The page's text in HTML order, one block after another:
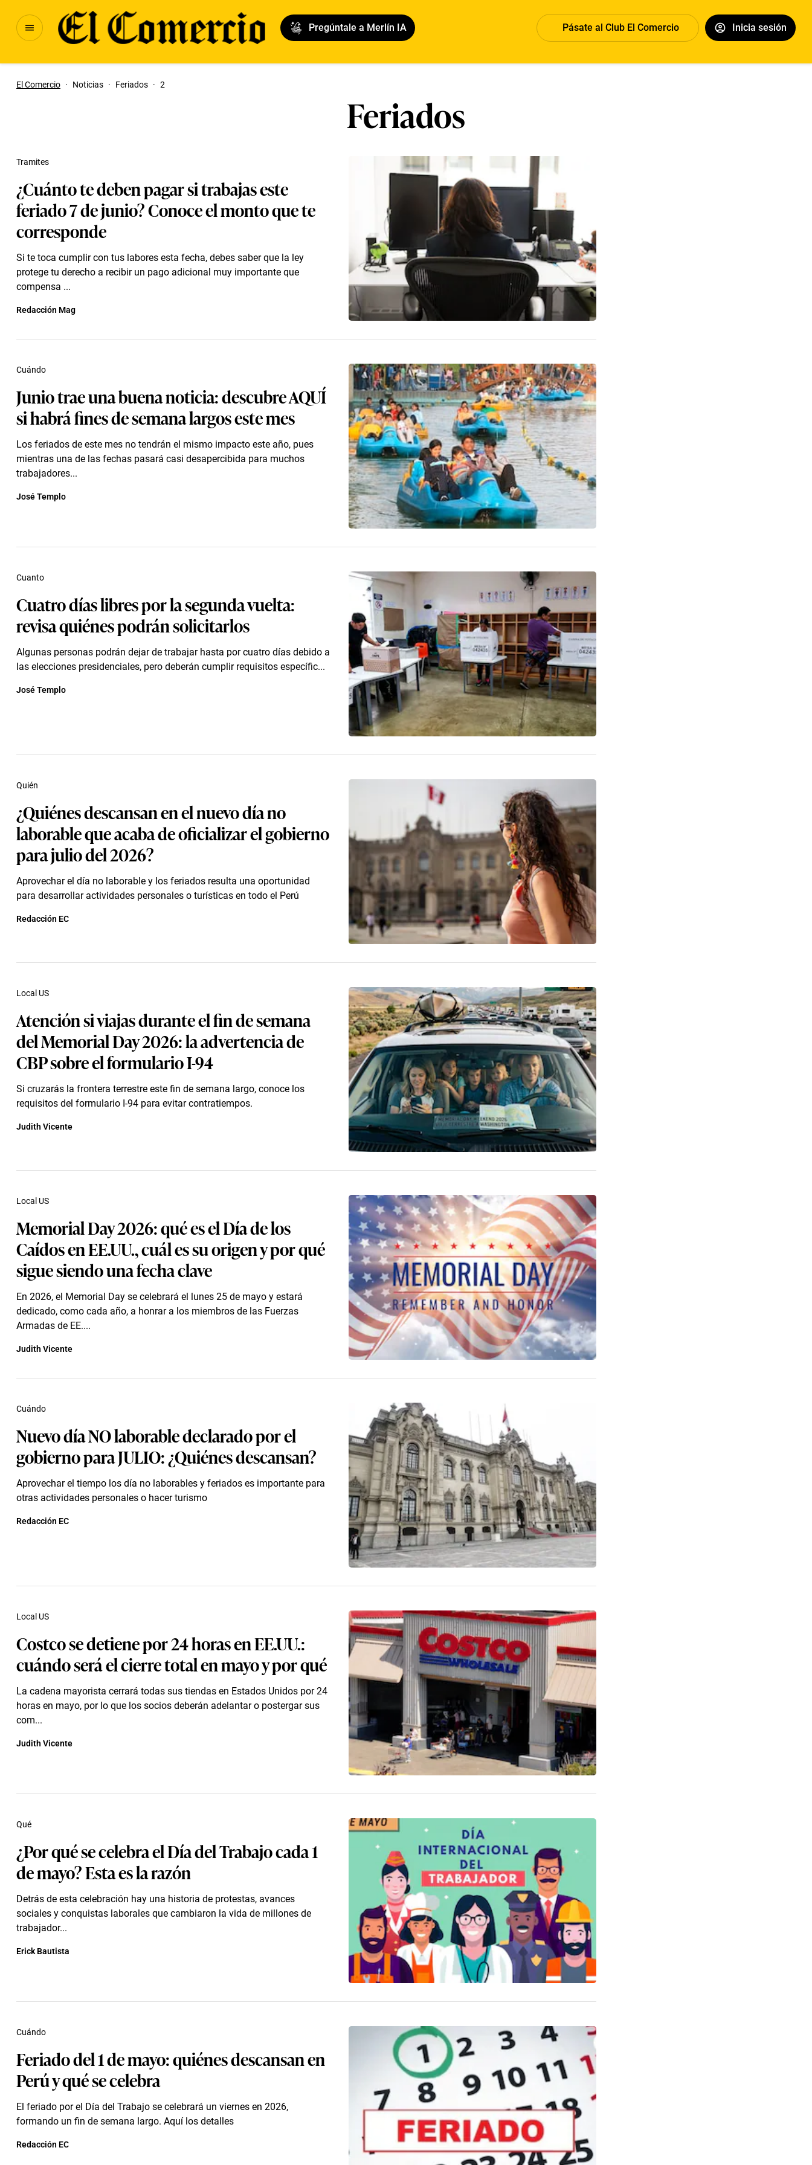
Pregúntale a Merlín IA Pásate al Club El Comercio Inicia sesión
El Comercio · Noticias · Feriados · 2
Feriados
¿Cuánto te deben pagar si trabajas este
feriado 7 de junio? Conoce el monto que te
corresponde
Si te toca cumplir con tus labores esta fecha, debes saber que la ley
protege tu derecho a recibir un pago adicional muy importante que
compensa ...
Tramites
Redacción Mag
Junio trae una buena noticia: descubre AQUÍ
si habrá fines de semana largos este mes
Los feriados de este mes no tendrán el mismo impacto este año, pues
mientras una de las fechas pasará casi desapercibida para muchos
trabajadores...
Cuándo
José Templo
Cuatro días libres por la segunda vuelta:
revisa quiénes podrán solicitarlos
Algunas personas podrán dejar de trabajar hasta por cuatro días debido a
las elecciones presidenciales, pero deberán cumplir requisitos específic...
Cuanto
José Templo
¿Quiénes descansan en el nuevo día no
laborable que acaba de oficializar el gobierno
para julio del 2026?
Aprovechar el día no laborable y los feriados resulta una oportunidad
para desarrollar actividades personales o turísticas en todo el Perú
Quién
Redacción EC
Atención si viajas durante el fin de semana
del Memorial Day 2026: la advertencia de
CBP sobre el formulario I-94
Si cruzarás la frontera terrestre este fin de semana largo, conoce los
requisitos del formulario I-94 para evitar contratiempos.
Local US
Judith Vicente
Memorial Day 2026: qué es el Día de los
Caídos en EE.UU., cuál es su origen y por qué
sigue siendo una fecha clave
En 2026, el Memorial Day se celebrará el lunes 25 de mayo y estará
dedicado, como cada año, a honrar a los miembros de las Fuerzas
Armadas de EE....
Local US
Judith Vicente
Nuevo día NO laborable declarado por el
gobierno para JULIO: ¿Quiénes descansan?
Aprovechar el tiempo los día no laborables y feriados es importante para
otras actividades personales o hacer turismo
Cuándo
Redacción EC
Costco se detiene por 24 horas en EE.UU.:
cuándo será el cierre total en mayo y por qué
La cadena mayorista cerrará todas sus tiendas en Estados Unidos por 24
horas en mayo, por lo que los socios deberán adelantar o postergar sus
com...
Local US
Judith Vicente
¿Por qué se celebra el Día del Trabajo cada 1
de mayo? Esta es la razón
Detrás de esta celebración hay una historia de protestas, avances
sociales y conquistas laborales que cambiaron la vida de millones de
trabajador...
Qué
Erick Bautista
Feriado del 1 de mayo: quiénes descansan en
Perú y qué se celebra
El feriado por el Día del Trabajo se celebrará un viernes en 2026,
formando un fin de semana largo. Aquí los detalles
Cuándo
Redacción EC